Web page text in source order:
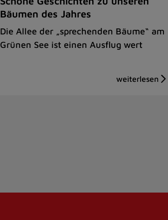
Bäumen des Jahres
Die Allee der „sprechenden Bäume“ am
Grünen See ist einen Ausflug wert